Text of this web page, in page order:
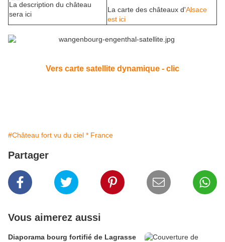
La description du château
sera ici
La carte des châteaux d'Alsace
est ici
Vers carte satellite dynamique - clic
#Château fort vu du ciel * France
Partager
Vous aimerez aussi
Diaporama bourg fortifié de Lagrasse